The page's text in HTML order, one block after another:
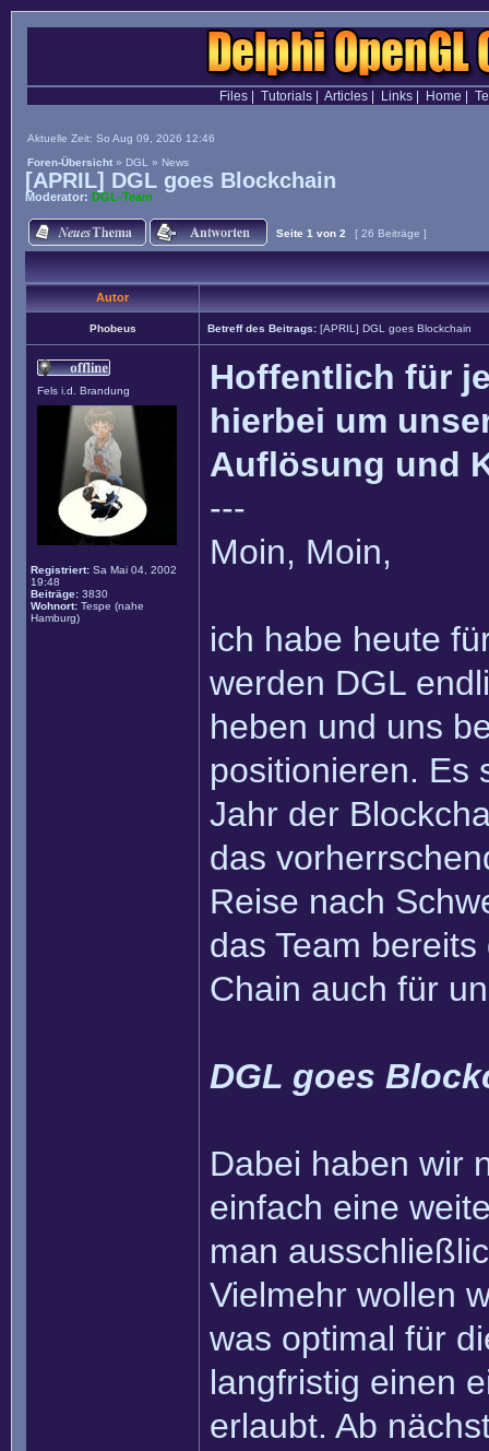
Files| Tutorials| Articles| Links| Home
Aktuelle Zeit: So Aug 09, 2026 12:46
Foren-Übersicht » DGL » News
[APRIL] DGL goes Blockchain
Moderator: DGL-Team
Seite 1 von 2 [ 26 Beiträge ]
Autor
Phobeus Betreff des Beitrags: [APRIL] DGL goes Blockchain
Fels i.d. Brandung
Registriert: Sa Mai 04, 2002
19:48
Beiträge: 3830
Wohnort: Tespe (nahe
Hamburg)
Hoffentlich für
hierbei um
Auflösung und
---
Moin, Moin,
ich habe heute
werden DGL
heben und uns
positionieren. Es
Jahr der
das
Reise nach
das Team
Chain auch für
DGL goes
Dabei haben wir
einfach eine
man
Vielmehr wollen
was optimal für
langfristig einen
erlaubt. Ab